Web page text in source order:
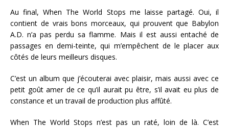
Au final, When The World Stops me laisse partagé. Oui, il
contient de vrais bons morceaux, qui prouvent que Babylon
A.D. n’a pas perdu sa flamme. Mais il est aussi entaché de
passages en demi-teinte, qui m’empêchent de le placer aux
côtés de leurs meilleurs disques.
C’est un album que j’écouterai avec plaisir, mais aussi avec ce
petit goût amer de ce qu’il aurait pu être, s’il avait eu plus de
constance et un travail de production plus affûté.
When The World Stops n’est pas un raté, loin de là. C’est